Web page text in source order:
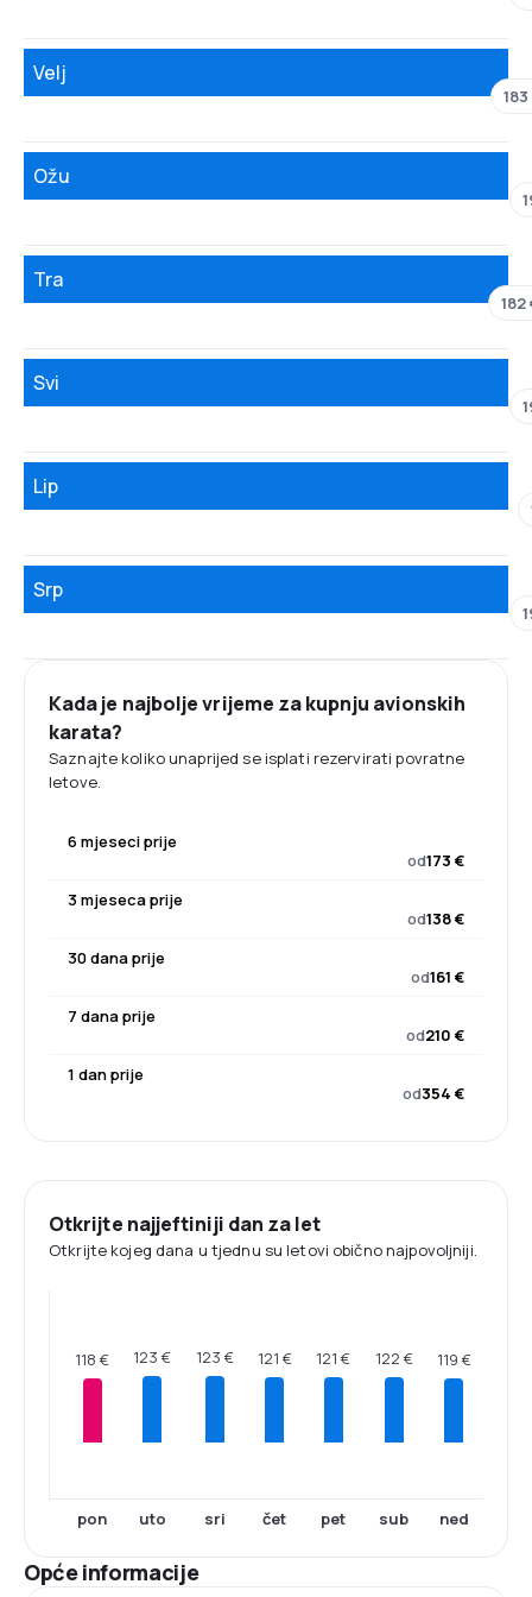
Velj
183
Ožu
Tra
182
Svi
Lip
Srp
Kada je najbolje vrijeme za kupnju avionskih
karata?
Saznajte koliko unaprijed se isplati rezervirati povratne
letove.
6 mjeseci prije
od173 €
3 mjeseca prije
od138 €
30 dana prije
od161 €
7 dana prije
od210 €
1 dan prije
od354 €
Otkrijte najjeftiniji dan za let
Otkrijte kojeg dana u tjednu su letovi obično najpovoljniji.
118 €
pon
123 €
uto
123 €
sri
121 €
čet
121 €
pet
122 €
sub
119 €
ned
Opće informacije